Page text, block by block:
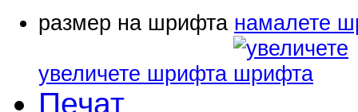
размер на шрифта намалете
увеличете шрифта
Печат